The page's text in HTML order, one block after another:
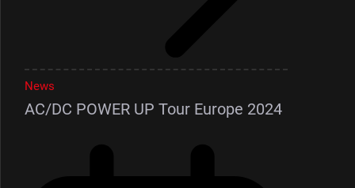
News
AC/DC POWER UP Tour Europe 2024